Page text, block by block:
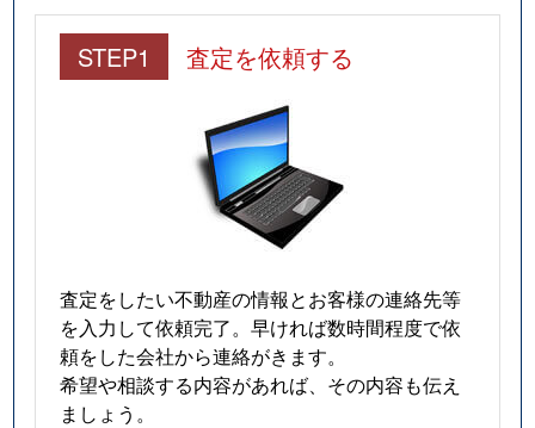
STEP1 査定を依頼する
査定をしたい不動産の情報とお客様の連絡先等
を入力して依頼完了。早ければ数時間程度で依
頼をした会社から連絡がきます。
希望や相談する内容があれば、その内容も伝え
ましょう。